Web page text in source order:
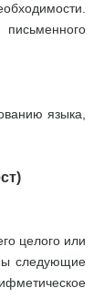
языка,
целого или
следующие